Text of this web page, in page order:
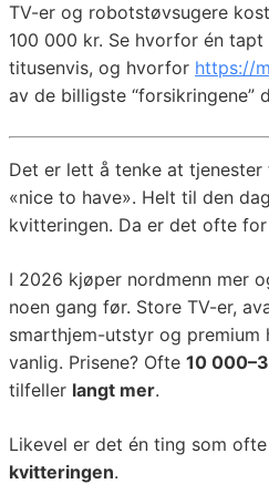
TV-er og robotstøvsugere
100 000 kr. Se hvorfor én
titusenvis, og hvorfor https://
av de billigste “forsikringene”
Det er lett å tenke at
«nice to have». Helt til den
kvitteringen. Da er det ofte for
I 2026 kjøper nordmenn mer
noen gang før. Store TV-er,
smarthjem-utstyr og
vanlig. Prisene? Ofte 10
tilfeller langt mer.
Likevel er det én ting som
kvitteringen.